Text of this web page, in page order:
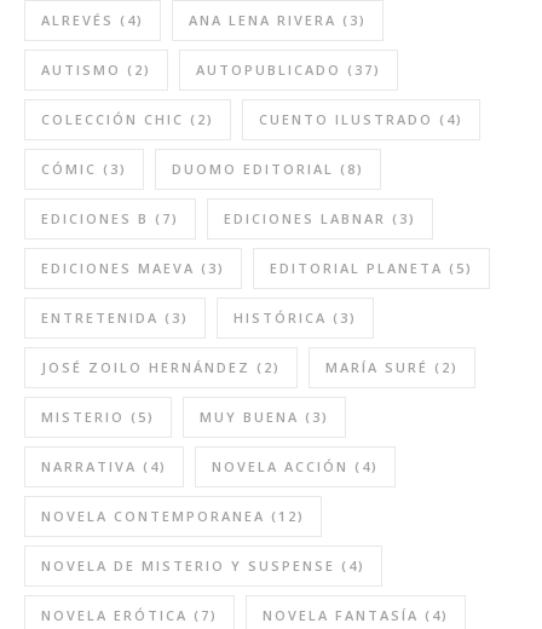
ALREVÉS (4) ANA LENA RIVERA (3)
AUTISMO (2) AUTOPUBLICADO (37)
COLECCIÓN CHIC (2) CUENTO ILUSTRADO (4)
CÓMIC (3) DUOMO EDITORIAL (8)
EDICIONES B (7) EDICIONES LABNAR (3)
EDICIONES MAEVA (3) EDITORIAL PLANETA (5)
ENTRETENIDA (3) HISTÓRICA (3)
JOSÉ ZOILO HERNÁNDEZ (2) MARÍA SURÉ (2)
MISTERIO (5) MUY BUENA (3)
NARRATIVA (4) NOVELA ACCIÓN (4)
NOVELA CONTEMPORANEA (12)
NOVELA DE MISTERIO Y SUSPENSE (4)
NOVELA ERÓTICA (7) NOVELA FANTASÍA (4)